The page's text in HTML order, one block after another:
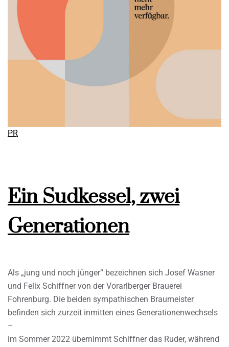
PR
Ein Sudkessel, zwei
Generationen
Als „jung und noch jünger“ bezeichnen sich Josef Wasner
und Felix Schiffner von der Vorarlberger Brauerei
Fohrenburg. Die beiden sympathischen Braumeister
befinden sich zurzeit inmitten eines Generationenwechsels
–
im Sommer 2022 übernimmt Schiffner das Ruder, während